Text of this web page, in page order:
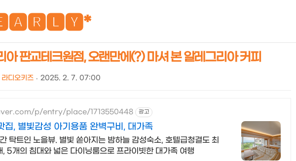
NEOEARLY*
판교테크원점, 오랜만에(?) 마셔 본 알레그리아 커피
라디오키즈 2025. 2. 7. 07:00
p/entry/place/1713550448 광고
집, 별빛감성 아기용품 완벽구비, 대가족
탁트인 노을뷰. 별빛 쏟아지는 밤하늘 감성숙소, 호텔급청결도 최
, 5개의 침대와 넓은 다이닝룸으로 프라이빗한 대가족 여행